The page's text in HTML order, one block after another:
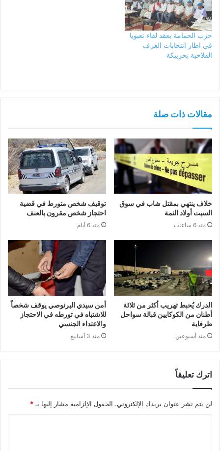
حزب الحمامة يعقد لقاء تعبويا
في اطار انتخابات الغرف
الفلاحية بخريبكة
مقالات ذات صلة
خلاف ينتهي بمقتل شاب في سوق
السبت أولاد النمة
منذ 6 ساعات
توقيف شخص متورط في قضية
احتجاز شخص مقرون بالعنف
منذ 6 أيام
الدرك يُحبط تهريب أكثر من ثلاثة
أطنان من الكوكايين قبالة سواحل
طرفاية
منذ أسبوعين
أمن سيدي البرنوصي يوقف شخصاً
للاشتباه في تورطه في الاحتجاز
والاعتداء الجنسي
منذ 3 أسابيع
اترك تعليقاً
لن يتم نشر عنوان بريدك الإلكتروني. الحقول الإلزامية مشار إليها بـ *